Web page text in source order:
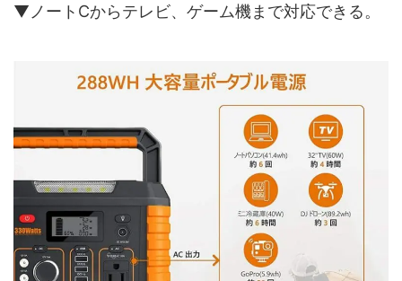
▼ノートCからテレビ、ゲーム機まで対応できる。